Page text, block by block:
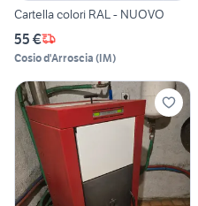
Cartella colori RAL - NUOVO
55 €
Cosio d'Arroscia (IM)